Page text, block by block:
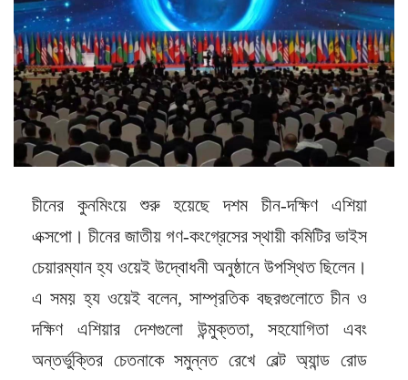
চীনের কুনমিংয়ে শুরু হয়েছে দশম চীন-দক্ষিণ এশিয়া
এক্সপো। চীনের জাতীয় গণ-কংগ্রেসের স্থায়ী কমিটির ভাইস
চেয়ারম্যান হ্য ওয়েই উদ্বোধনী অনুষ্ঠানে উপস্থিত ছিলেন।
এ সময় হ্য ওয়েই বলেন, সাম্প্রতিক বছরগুলোতে চীন ও
দক্ষিণ এশিয়ার দেশগুলো উন্মুক্ততা, সহযোগিতা এবং
অন্তর্ভুক্তির চেতনাকে সমুন্নত রেখে বেল্ট অ্যান্ড রোড